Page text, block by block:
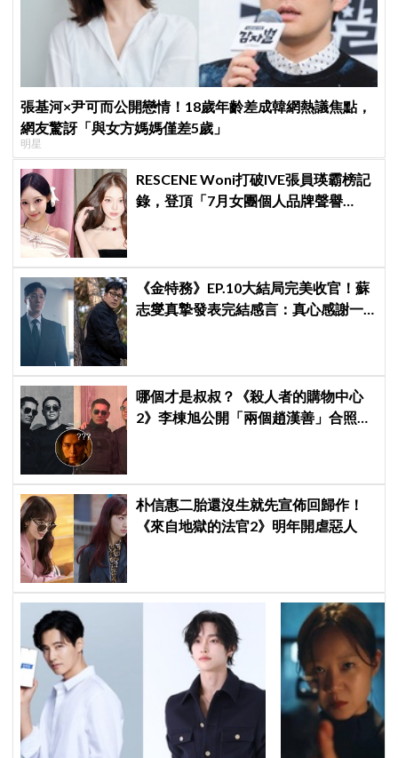
張基河×尹可而公開戀情！18歲年齡差成韓網熱議焦點，
網友驚訝「與女方媽媽僅差5歲」
明星
RESCENE Woni打破IVE張員瑛霸榜記
錄，登頂「7月女團個人品牌聲譽
《金特務》EP.10大結局完美收官！蘇
志燮真摯發表完結感言：真心感謝一
哪個才是叔叔？《殺人者的購物中心
2》李棟旭公開「兩個趙漢善」合照，
朴信惠二胎還沒生就先宣佈回歸作！
《來自地獄的法官2》明年開虐惡人